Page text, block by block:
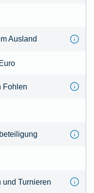
Ausland
Fohlen
und Turnieren